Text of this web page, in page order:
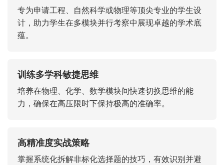
专为申请工程、自然科学或物理等顶尖专业的学生设
计，助力学生在多模块并行考察中展现卓越的学术底
蕴。
训练多学科敏捷思维
培养在物理、化学、数学模块间快速切换思维的能
力，确保在高压限时下保持极高的准确率。
高精准度实战策略
掌握系统化拆解非标化选择题的技巧，有效识别并避